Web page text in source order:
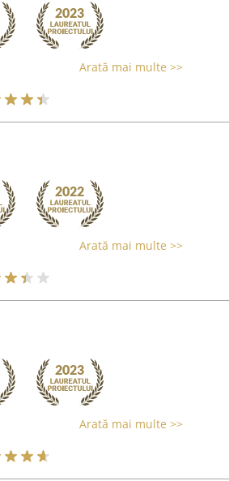
Arată mai multe >>
Arată mai multe >>
Arată mai multe >>